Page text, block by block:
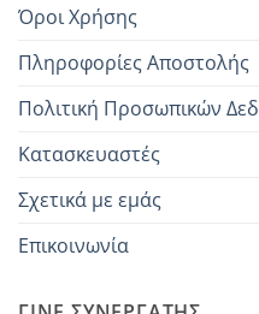
Όροι Χρήσης
Πληροφορίες Αποστολής
Πολιτική Προσωπικών
Κατασκευαστές
Σχετικά με εμάς
Επικοινωνία